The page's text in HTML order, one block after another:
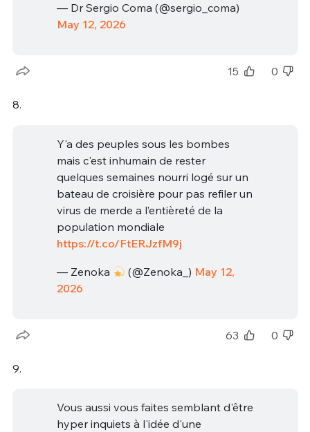
— Dr Sergio Coma (@sergio_coma)
May 12, 2026
15 0
8.
Y'a des peuples sous les bombes
mais c'est inhumain de rester
quelques semaines nourri logé sur un
bateau de croisière pour pas refiler un
virus de merde a l’entièreté de la
population mondiale
https://t.co/FtERJzfM9j
— Zenoka (@Zenoka_) May 12,
2026
63 0
9.
Vous aussi vous faites semblant d'être
hyper inquiets à l'idée d'une